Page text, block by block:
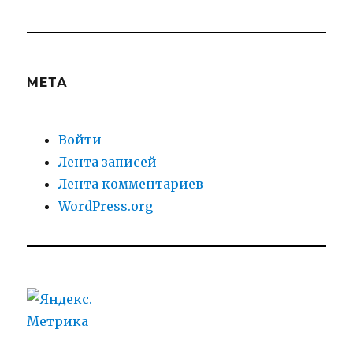
МЕТА
Войти
Лента записей
Лента комментариев
WordPress.org